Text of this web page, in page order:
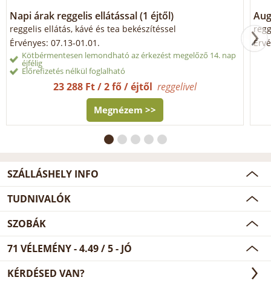
Napi árak reggelis ellátással (1 éjtől)
reggelis ellátás, kávé és tea bekészítéssel
Érvényes: 07.13-01.01.
Kötbérmentesen lemondható az érkezést megelőző 14. nap
éjfélig
Előrefizetés nélkül foglalható
23 288 Ft / 2 fő / éjtőlreggelivel
Megnézem >>
SZÁLLÁSHELY INFO
TUDNIVALÓK
SZOBÁK
71 VÉLEMÉNY -4.49/5- JÓ
KÉRDÉSED VAN?